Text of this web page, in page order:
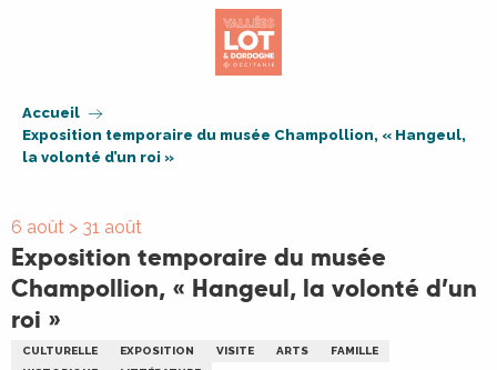
Accueil
Exposition temporaire du musée Champollion, « Hangeul,
la volonté d’un roi »
6 août > 31 août
Exposition temporaire du musée
Champollion, « Hangeul, la volonté d’un
roi »
CULTURELLE EXPOSITION VISITE ARTS
FAMILLE